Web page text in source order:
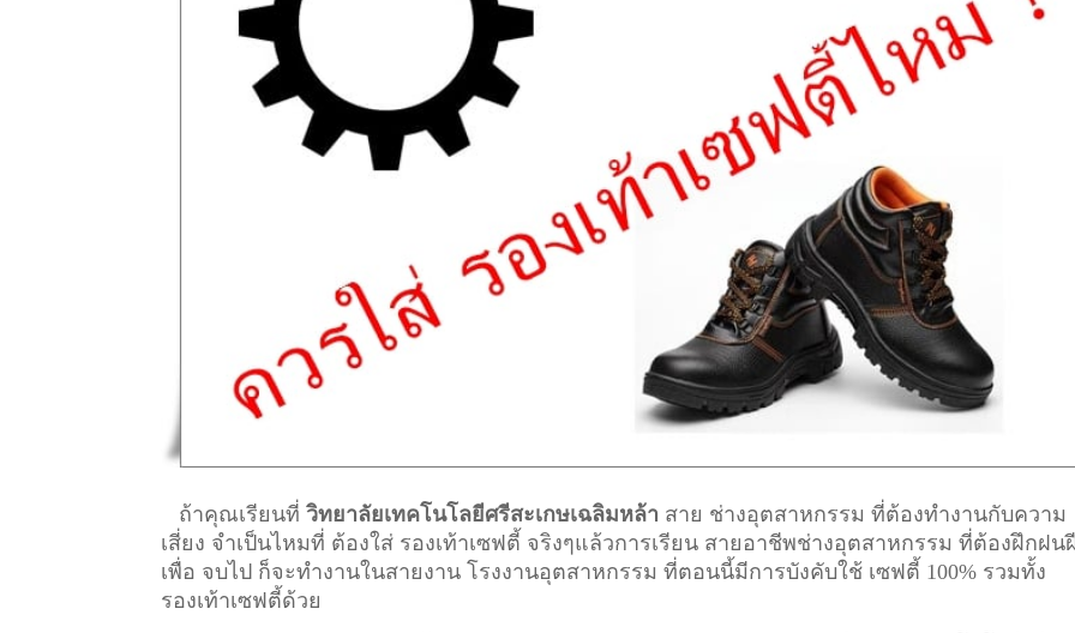
ถ้าคุณเรียนที่วิทยาลัยเทคโนโลยีศรีสะเกษเฉลิมหล้า สาย ช่างอุตสาหกรรม ที่ต้องทำงานกับความ
เสี่ยง จำเป็นไหมที่ ต้องใส่ รองเท้าเซฟตี้ จริงๆแล้วการเรียน สายอาชีพช่างอุตสาหกรรมที่ต้องฝึกฝน
เพื่อ จบไป ก็จะทำงานในสายงาน โรงงานอุตสาหกรรม ที่ตอนนี้มีการบังคับใช้ เซฟตี้ 100% รวมทั้ง
รองเท้าเซฟตี้ด้วย